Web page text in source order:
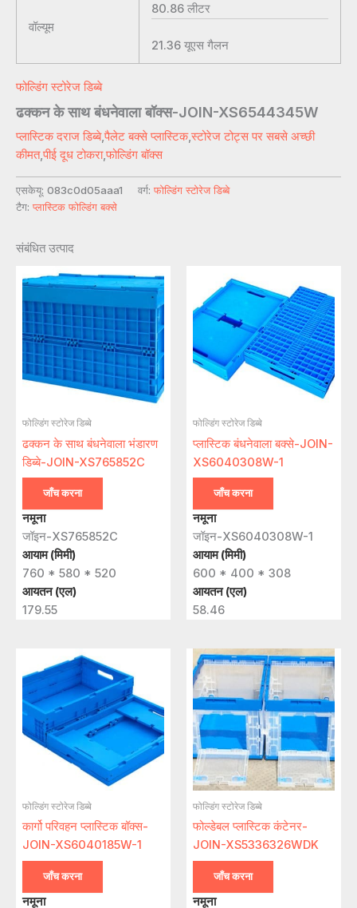
वॉल्यूम
80.86 लीटर
21.36 यूएस गैलन
फोल्डिंग स्टोरेज डिब्बे
ढक्कन के साथ बंधनेवाला बॉक्स-JOIN-XS6544345W
प्लास्टिक दराज डिब्बे,पैलेट बक्से प्लास्टिक,स्टोरेज टोट्स पर सबसे अच्छी
कीमत,पीई दूध टोकरा,फोल्डिंग बॉक्स
एसकेयू: 083c0d05aaa1 वर्ग: फोल्डिंग स्टोरेज डिब्बे
टैग: प्लास्टिक फोल्डिंग बक्से
संबंधित उत्पाद
फोल्डिंग स्टोरेज डिब्बे
ढक्कन के साथ बंधनेवाला भंडारण
डिब्बे-JOIN-XS765852C
जाँच करना
नमूना
जॉइन-XS765852C
आयाम (मिमी)
760 * 580 * 520
आयतन (एल)
179.55
फोल्डिंग स्टोरेज डिब्बे
प्लास्टिक बंधनेवाला बक्से-JOIN-
XS6040308W-1
जाँच करना
नमूना
जॉइन-XS6040308W-1
आयाम (मिमी)
600 * 400 * 308
आयतन (एल)
58.46
फोल्डिंग स्टोरेज डिब्बे
कार्गो परिवहन प्लास्टिक बॉक्स-
JOIN-XS6040185W-1
जाँच करना
नमूना
फोल्डिंग स्टोरेज डिब्बे
फोल्डेबल प्लास्टिक कंटेनर-
JOIN-XS5336326WDK
जाँच करना
नमूना